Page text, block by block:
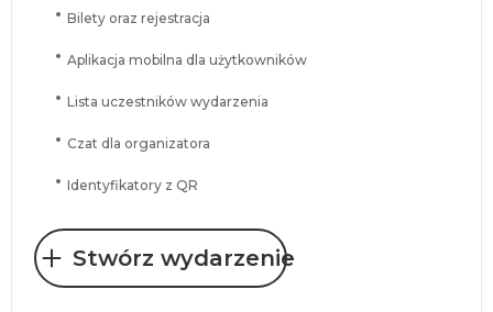
Bilety oraz rejestracja
Aplikacja mobilna dla użytkowników
Lista uczestników wydarzenia
Czat dla organizatora
Identyfikatory z QR
Stwórz wydarzenie